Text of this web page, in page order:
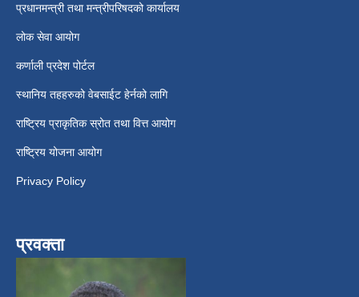
प्रधानमन्त्री तथा मन्त्रीपरिषदको कार्यालय
लोक सेवा आयोग
कर्णाली प्रदेश पोर्टल
स्थानिय तहहरुको वेबसाईट हेर्नको लागि
राष्ट्रिय प्राकृतिक स्रोत तथा वित्त आयोग
राष्ट्रिय योजना आयोग
Privacy Policy
प्रवक्ता